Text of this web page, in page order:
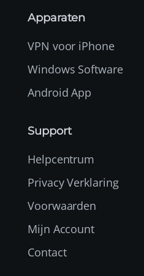
Apparaten
VPN voor iPhone
Windows Software
Android App
Support
Helpcentrum
Privacy Verklaring
Voorwaarden
Mijn Account
Contact